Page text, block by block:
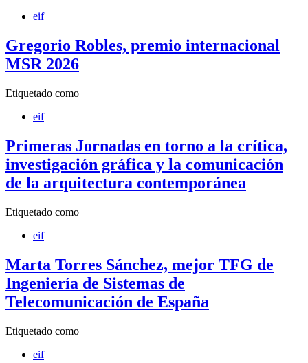
eif
Gregorio Robles, premio internacional
MSR 2026
Etiquetado como
eif
Primeras Jornadas en torno a la crítica,
investigación gráfica y la comunicación
de la arquitectura contemporánea
Etiquetado como
eif
Marta Torres Sánchez, mejor TFG de
Ingeniería de Sistemas de
Telecomunicación de España
Etiquetado como
eif